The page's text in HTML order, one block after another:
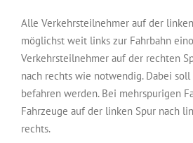
Alle Verkehrsteilnehmer auf der
möglichst weit links zur Fahrbahn
Verkehrsteilnehmer auf der rechten
nach rechts wie notwendig. Dabei
befahren werden. Bei mehrspurigen
Fahrzeuge auf der linken Spur nach
rechts.